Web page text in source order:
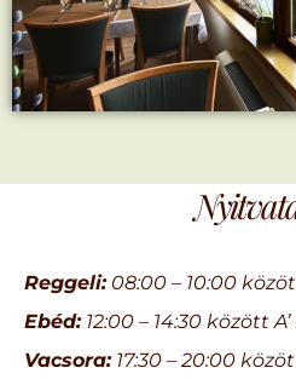
Reggeli:08:00 – 10:00
Ebéd:12:00 – 14:30 között
Vacsora:17:30 – 20:00